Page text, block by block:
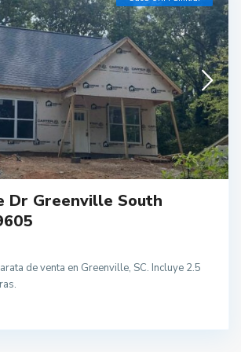
Dr Greenville South
de venta en Greenville, SC. Incluye 2.5